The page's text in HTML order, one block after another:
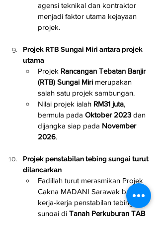
agensi teknikal dan kontraktor
menjadi faktor utama kejayaan
projek.
Projek RTB Sungai Miri antara projek
utama
Projek Rancangan Tebatan Banjir
(RTB) Sungai Miri merupakan
salah satu projek sambungan.
Nilai projek ialah RM31 juta,
bermula pada Oktober 2023 dan
dijangka siap pada November
2026.
Projek penstabilan tebing sungai turut
dilancarkan
Fadillah turut merasmikan Projek
Cakna MADANI Sarawak bagi
kerja-kerja penstabilan tebing
sungai di Tanah Perkuburan TAB